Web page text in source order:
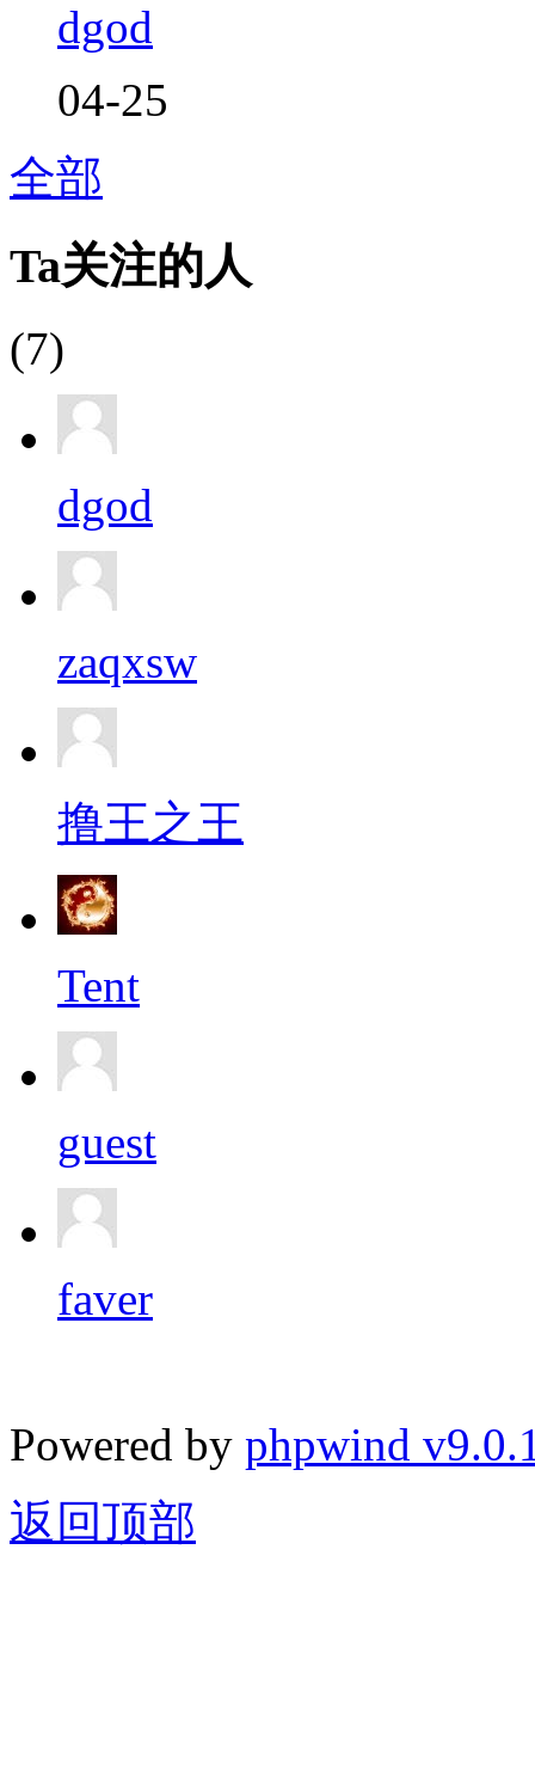
dgod
04-25
全部
Ta关注的人
(7)
dgod
zaqxsw
撸王之王
Tent
guest
faver
Powered by phpwind
返回顶部